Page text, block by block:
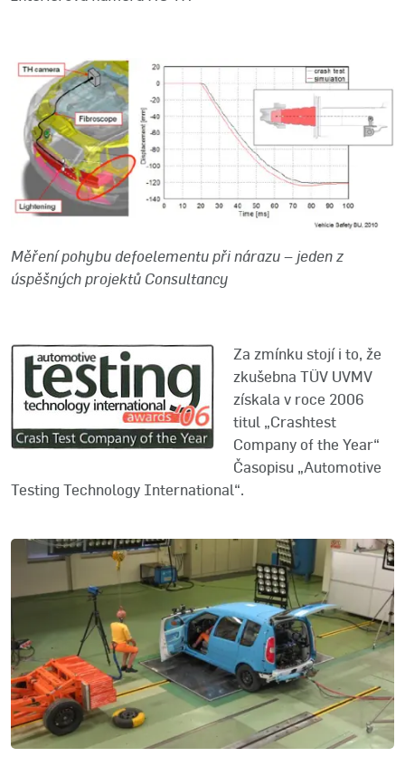
Měření pohybu defoelementu při nárazu – jeden z
úspěšných projektů Consultancy
Za zmínku stojí i to, že
zkušebna TÜV UVMV
získala v roce 2006
titul „Crashtest
Company of the Year“
Časopisu „Automotive
Testing Technology International“.